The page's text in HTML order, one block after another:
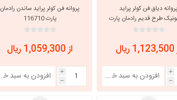
دیاق فن کولر پراید
طرح قدیم رادمان پارت
116709
i
h
پروانه فن کولر پراید ساندن رادمان
پارت 116710
از 1,059,300 ریال
i
h